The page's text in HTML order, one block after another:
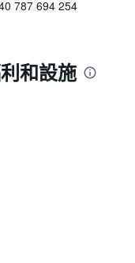
787 694 254
和設施